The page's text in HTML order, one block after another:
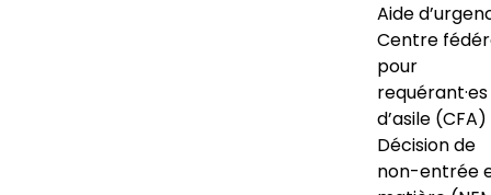
Aide
Centre
pour
requérant·es
d’asile (CFA)
Décision de
non-entrée